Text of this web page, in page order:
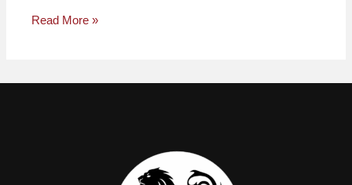
Read More »